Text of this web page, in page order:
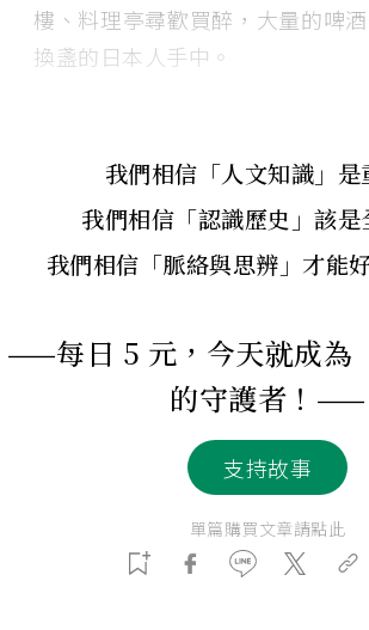
樓、料理亭尋歡買醉，大量的啤
換盞的日本人手中。
我們相信「人文知識」是
我們相信「認識歷史」該是
我們相信「脈絡與思辨」才能
——每日 5 元，今天就成為
的守護者！——
支持故事
單篇購買文章請點此